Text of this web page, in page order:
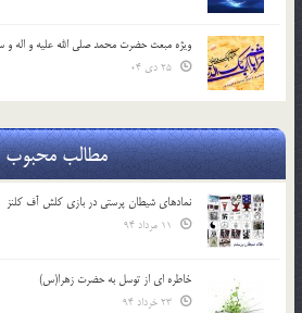
ویژه مبعث حضرت محمد صلی الله علیه و اله و
مطالب محبوب
نمادهای شیطان پرستی در بازی کلش آف کلنز
خاطره ای از توسل به حضرت زهرا(س)